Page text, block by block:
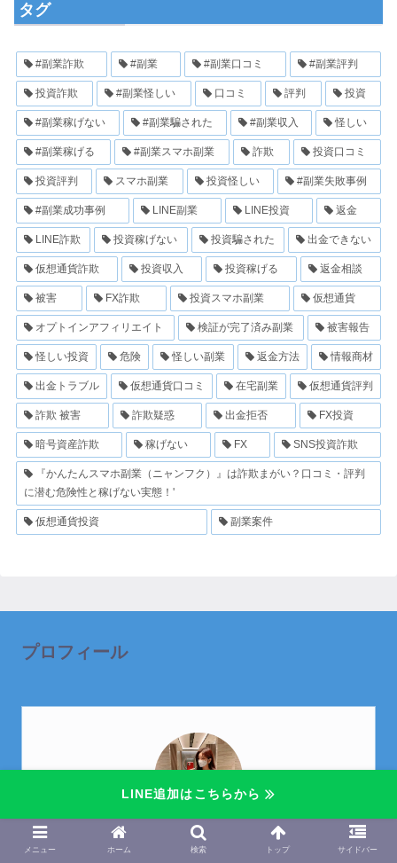
タグ
#副業詐欺 #副業 #副業口コミ #副業評判
投資詐欺 #副業怪しい 口コミ 評判 投資
#副業稼げない #副業騙された #副業収入 怪しい
#副業稼げる #副業スマホ副業 詐欺 投資口コミ
投資評判 スマホ副業 投資怪しい #副業失敗事例
#副業成功事例 LINE副業 LINE投資 返金
LINE詐欺 投資稼げない 投資騙された 出金できない
仮想通貨詐欺 投資収入 投資稼げる 返金相談
被害 FX詐欺 投資スマホ副業 仮想通貨
オプトインアフィリエイト 検証が完了済み副業 被害報告
怪しい投資 危険 怪しい副業 返金方法 情報商材
出金トラブル 仮想通貨口コミ 在宅副業 仮想通貨評判
詐欺 被害 詐欺疑惑 出金拒否 FX投資
暗号資産詐欺 稼げない FX SNS投資詐欺
『かんたんスマホ副業（ニャンフク）』は詐欺まがい？口コミ・評判
に潜む危険性と稼げない実態！'
仮想通貨投資 副業案件
LINE追加はこちらから
プロフィール
芽衣
メニュー ホーム 検索 トップ サイドバー